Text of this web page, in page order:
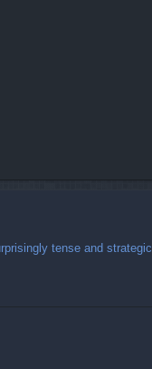
tense and strategic